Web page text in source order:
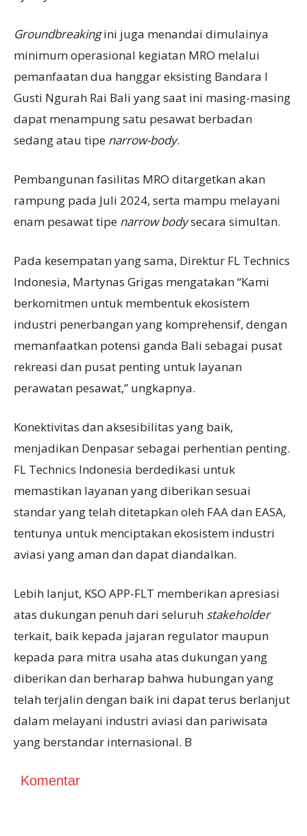
Groundbreakingini juga menandai dimulainya
minimum operasional kegiatan MRO melalui
pemanfaatan dua hanggar eksisting Bandara I
Gusti Ngurah Rai Bali yang saat ini masing-masing
dapat menampung satu pesawat berbadan
sedang atau tipe narrow-body.
Pembangunan fasilitas MRO ditargetkan akan
rampung pada Juli 2024, serta mampu melayani
enam pesawat tipe narrow bodysecara simultan.
Pada kesempatan yang sama, Direktur FL Technics
Indonesia, Martynas Grigas mengatakan “Kami
berkomitmen untuk membentuk ekosistem
industri penerbangan yang komprehensif, dengan
memanfaatkan potensi ganda Bali sebagai pusat
rekreasi dan pusat penting untuk layanan
perawatan pesawat,” ungkapnya.
Konektivitas dan aksesibilitas yang baik,
menjadikan Denpasar sebagai perhentian penting.
FL Technics Indonesia berdedikasi untuk
memastikan layanan yang diberikan sesuai
standar yang telah ditetapkan oleh FAA dan EASA,
tentunya untuk menciptakan ekosistem industri
aviasi yang aman dan dapat diandalkan.
Lebih lanjut, KSO APP-FLT memberikan apresiasi
atas dukungan penuh dari seluruh stakeholder
terkait, baik kepada jajaran regulator maupun
kepada para mitra usaha atas dukungan yang
diberikan dan berharap bahwa hubungan yang
telah terjalin dengan baik ini dapat terus berlanjut
dalam melayani industri aviasi dan pariwisata
yang berstandar internasional. B
Komentar